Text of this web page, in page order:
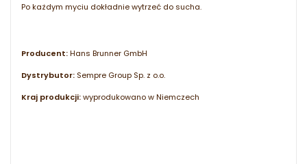
Po każdym myciu dokładnie wytrzeć do sucha.
Producent:Hans Brunner GmbH
Dystrybutor: Sempre Group Sp. z o.o.
Kraj produkcji:wyprodukowano w Niemczech